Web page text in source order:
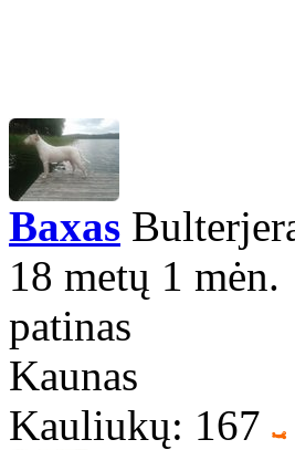
Baxas
18 metų 1 mėn.
patinas
Kaunas
Kauliukų: 167